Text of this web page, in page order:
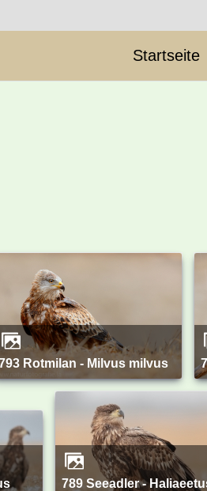
Startseite
793 Rotmilan - Milvus milvus
789 Seeadler - Haliaeetus